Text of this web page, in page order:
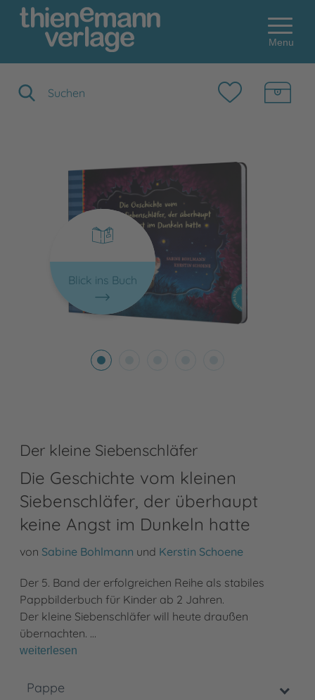
Menu
Blick ins Buch
Der kleine Siebenschläfer
Die Geschichte vom kleinen
Siebenschläfer, der überhaupt
keine Angst im Dunkeln hatte
von Sabine Bohlmann und Kerstin Schoene
Der 5. Band der erfolgreichen Reihe als stabiles
Pappbilderbuch für Kinder ab 2 Jahren.
Der kleine Siebenschläfer will heute draußen
übernachten. …
weiterlesen
Pappe